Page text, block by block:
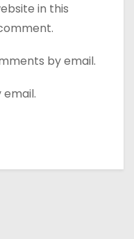
in this
by email.